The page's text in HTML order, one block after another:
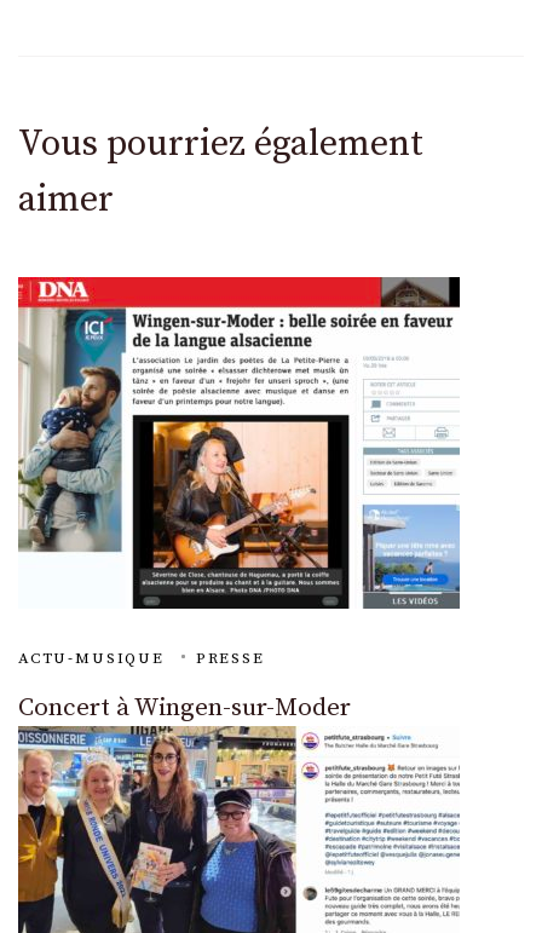
Vous pourriez également
aimer
ACTU-MUSIQUE PRESSE
Concert à Wingen-sur-Moder